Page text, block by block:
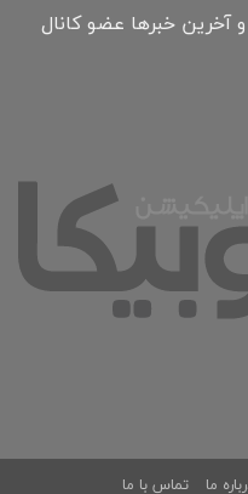
آخرین خبرها عضو کانال
ما تماس با ما